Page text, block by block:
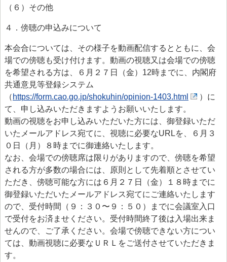
（６）その他
４．傍聴の申込みについて
本会合については、その様子を動画配信するとともに、会
場での傍聴も受け付けます。動画の視聴又は会場での傍聴
を希望される方は、６月２７日（金）12時までに、内閣府
共通意見等登録システム
（ https://form.cao.go.jp/shokuhin/opinion-1403.html
）に
て、申し込みいただきますようお願いいたします。
動画の視聴をお申し込みいただいた方には、御登録いただ
いたメールアドレス宛てに、視聴に必要なURLを、６月３
０日（月）８時までに御連絡いたします。
なお、会場での傍聴席は限りがありますので、傍聴を希望
される方が多数の場合には、原則として先着順とさせてい
ただき、傍聴可能な方には６月２７日（金）１８時までに
御登録いただいたメールアドレス宛てにご連絡いたします
ので、受付時間（９：３０〜９：５０）までに会議室入口
で受付をお済ませください。受付時間終了後は入場出来ま
せんので、ご了承ください。会場で傍聴できない方につい
ては、動画視聴に必要なＵＲＬをご送付させていただきま
す。